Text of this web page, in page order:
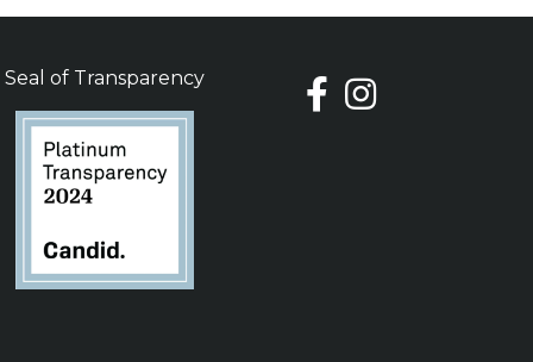
Seal of Transparency